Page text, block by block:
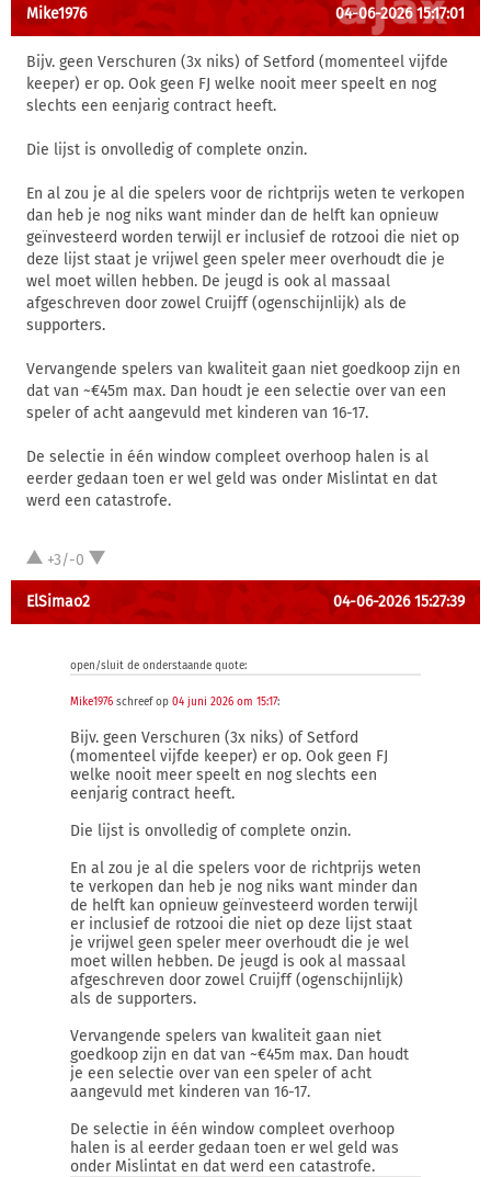
Mike1976 04-06-2026 15:17:01
Bijv. geen Verschuren (3x niks) of Setford (momenteel vijfde
keeper) er op. Ook geen FJ welke nooit meer speelt en nog
slechts een eenjarig contract heeft.
Die lijst is onvolledig of complete onzin.
En al zou je al die spelers voor de richtprijs weten te verkopen
dan heb je nog niks want minder dan de helft kan opnieuw
geïnvesteerd worden terwijl er inclusief de rotzooi die niet op
deze lijst staat je vrijwel geen speler meer overhoudt die je
wel moet willen hebben. De jeugd is ook al massaal
afgeschreven door zowel Cruijff (ogenschijnlijk) als de
supporters.
Vervangende spelers van kwaliteit gaan niet goedkoop zijn en
dat van ~€45m max. Dan houdt je een selectie over van een
speler of acht aangevuld met kinderen van 16-17.
De selectie in één window compleet overhoop halen is al
eerder gedaan toen er wel geld was onder Mislintat en dat
werd een catastrofe.
+3/-0
ElSimao2 04-06-2026 15:27:39
open/sluit de onderstaande quote:
Mike1976 schreef op 04 juni 2026 om 15:17:
Bijv. geen Verschuren (3x niks) of Setford
(momenteel vijfde keeper) er op. Ook geen FJ
welke nooit meer speelt en nog slechts een
eenjarig contract heeft.
Die lijst is onvolledig of complete onzin.
En al zou je al die spelers voor de richtprijs weten
te verkopen dan heb je nog niks want minder dan
de helft kan opnieuw geïnvesteerd worden terwijl
er inclusief de rotzooi die niet op deze lijst staat
je vrijwel geen speler meer overhoudt die je wel
moet willen hebben. De jeugd is ook al massaal
afgeschreven door zowel Cruijff (ogenschijnlijk)
als de supporters.
Vervangende spelers van kwaliteit gaan niet
goedkoop zijn en dat van ~€45m max. Dan houdt
je een selectie over van een speler of acht
aangevuld met kinderen van 16-17.
De selectie in één window compleet overhoop
halen is al eerder gedaan toen er wel geld was
onder Mislintat en dat werd een catastrofe.